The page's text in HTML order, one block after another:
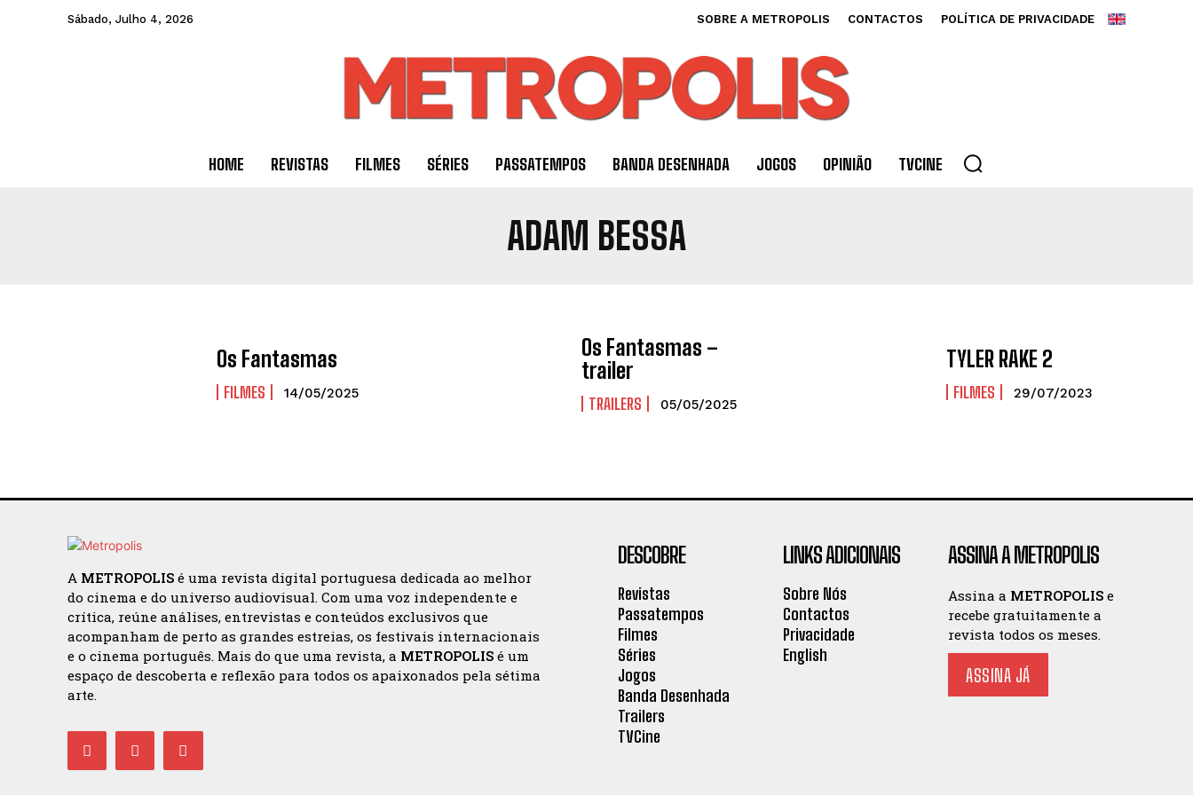
Sábado, Julho 4, 2026 SOBRE A METROPOLIS CONTACTOS POLÍTICA DE PRIVACIDADE
HOME REVISTAS FILMES SÉRIES PASSATEMPOS BANDA DESENHADA JOGOS OPINIÃO TVCINE
ADAM BESSA
Os Fantasmas
FILMES 14/05/2025
Os Fantasmas –
trailer
TRAILERS 05/05/2025
TYLER RAKE 2
FILMES 29/07/2023
A METROPOLIS é uma revista digital portuguesa dedicada ao melhor
do cinema e do universo audiovisual. Com uma voz independente e
crítica, reúne análises, entrevistas e conteúdos exclusivos que
acompanham de perto as grandes estreias, os festivais internacionais
e o cinema português. Mais do que uma revista, a METROPOLIS é um
espaço de descoberta e reflexão para todos os apaixonados pela sétima
arte.
DESCOBRE
Revistas
Passatempos
Filmes
Séries
Jogos
Banda Desenhada
Trailers
TVCine
LINKS ADICIONAIS
Sobre Nós
Contactos
Privacidade
English
ASSINA A METROPOLIS
Assina a METROPOLIS e
recebe gratuitamente a
revista todos os meses.
ASSINA JÁ